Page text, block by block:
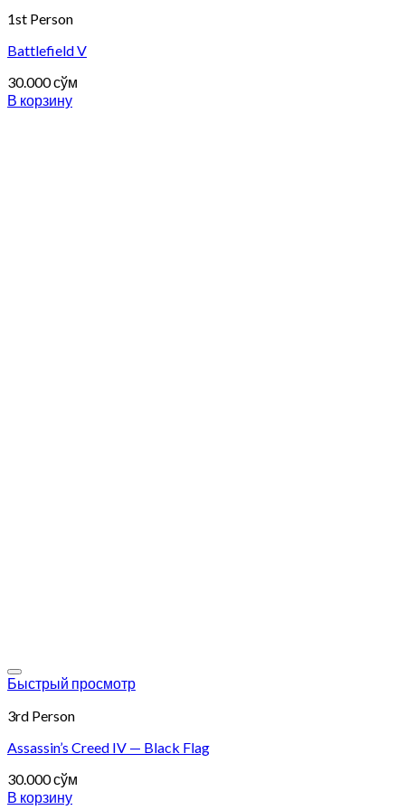
1st Person
Battlefield V
30.000сўм
В корзину
Быстрый просмотр
3rd Person
Assassin’s Creed IV — Black Flag
30.000сўм
В корзину